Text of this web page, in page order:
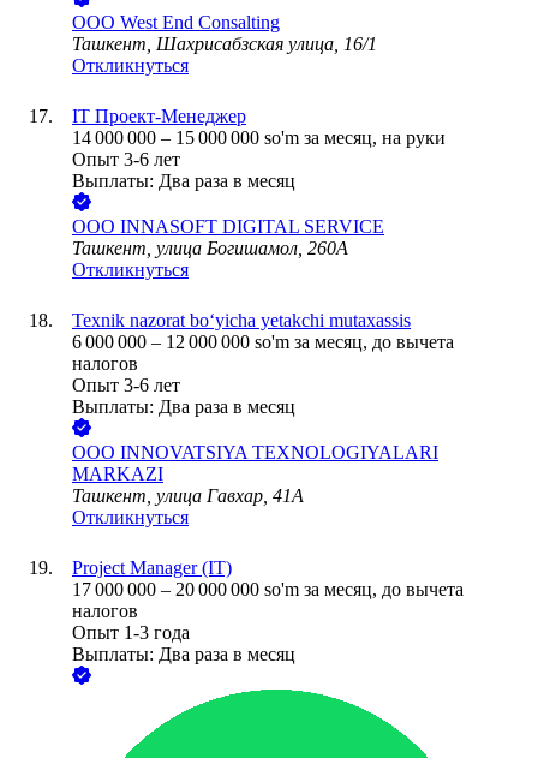
ООО West End Consalting
Ташкент, Шахрисабзская улица, 16/1
Откликнуться
IT Проект-Менеджер
14 000 000 – 15 000 000 so'm за месяц, на руки
Опыт 3-6 лет
Выплаты: Два раза в месяц
ООО INNASOFT DIGITAL SERVICE
Ташкент, улица Богишамол, 260А
Откликнуться
Texnik nazorat bo‘yicha yetakchi mutaxassis
6 000 000 – 12 000 000 so'm за месяц, до вычета
налогов
Опыт 3-6 лет
Выплаты: Два раза в месяц
ООО INNOVATSIYA TEXNOLOGIYALARI
MARKAZI
Ташкент, улица Гавхар, 41А
Откликнуться
Project Manager (IT)
17 000 000 – 20 000 000 so'm за месяц, до вычета
налогов
Опыт 1-3 года
Выплаты: Два раза в месяц